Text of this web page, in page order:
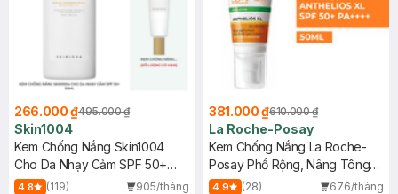
266.000 ₫495.000 ₫
Skin1004
Kem Chống Nắng Skin1004
Cho Da Nhạy Cảm SPF 50+
50ml
4.8 (119)
905/tháng
381.000 ₫610.000 ₫
La Roche-Posay
Kem Chống Nắng La Roche-
Posay Phổ Rộng, Nâng Tông
Kiềm Dầu 50ml
4.9 (28)
676/tháng